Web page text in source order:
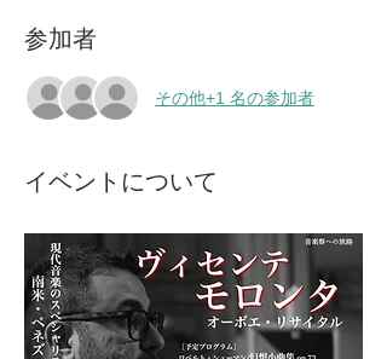
参加者
その他+1 名の参加者
イベントについて